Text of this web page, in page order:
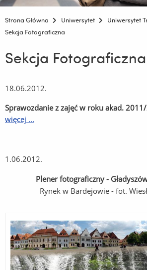
Strona Główna Uniwersytet
Uniwersytet
Sekcja Fotograficzna
Sekcja Fotograficzna
18.06.2012.
Sprawozdanie z zajęć w roku akad.
więcej ...
1.06.2012.
Plener fotograficzny -
Rynek w Bardejowie - fot.